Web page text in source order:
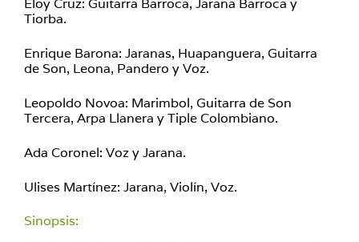
Eloy Cruz: Guitarra Barroca, Jarana Barroca y
Tiorba.
Enrique Barona: Jaranas, Huapanguera, Guitarra
de Son, Leona, Pandero y Voz.
Leopoldo Novoa: Marimbol, Guitarra de Son
Tercera, Arpa Llanera y Tiple Colombiano.
Ada Coronel: Voz y Jarana.
Ulises Martínez: Jarana, Violín, Voz.
Sinopsis: